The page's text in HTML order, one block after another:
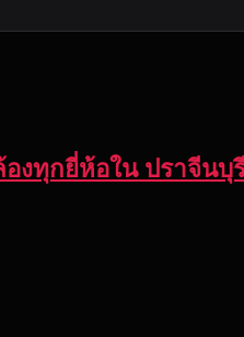
งทุกยี่ห้อใน ปราจีนบุ